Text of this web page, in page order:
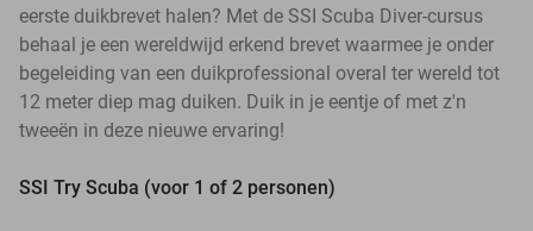
eerste duikbrevet halen? Met de SSI Scuba Diver-cursus
behaal je een wereldwijd erkend brevet waarmee je onder
begeleiding van een duikprofessional overal ter wereld tot
12 meter diep mag duiken. Duik in je eentje of met z'n
tweeën in deze nieuwe ervaring!
SSI Try Scuba (voor 1 of 2 personen)